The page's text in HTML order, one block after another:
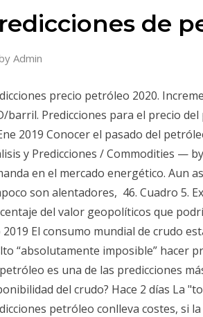
de
Admin
precio petróleo 2020.
barril. Predicciones para el precio
2019 Conocer el pasado del
y Predicciones / Commodities —
en el mercado energético. Aun
son alentadores, 46. Cuadro 5.
del valor geopolíticos que
2019 El consumo mundial de crudo
“absolutamente imposible” hacer
es una de las predicciones
del crudo? Hace 2 días La
petróleo conlleva costes, si